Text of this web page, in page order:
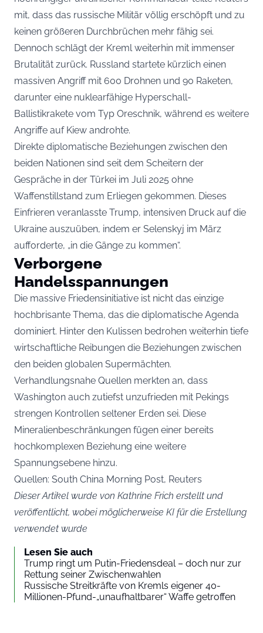
mit, dass das russische Militär völlig erschöpft und zu
keinen größeren Durchbrüchen mehr fähig sei.
Dennoch schlägt der Kreml weiterhin mit immenser
Brutalität zurück. Russland startete kürzlich einen
massiven Angriff mit 600 Drohnen und 90 Raketen,
darunter eine nuklearfähige Hyperschall-
Ballistikrakete vom Typ Oreschnik, während es weitere
Angriffe auf Kiew androhte.
Direkte diplomatische Beziehungen zwischen den
beiden Nationen sind seit dem Scheitern der
Gespräche in der Türkei im Juli 2025 ohne
Waffenstillstand zum Erliegen gekommen. Dieses
Einfrieren veranlasste Trump, intensiven Druck auf die
Ukraine auszuüben, indem er Selenskyj im März
aufforderte, „in die Gänge zu kommen“.
Verborgene
Handelsspannungen
Die massive Friedensinitiative ist nicht das einzige
hochbrisante Thema, das die diplomatische Agenda
dominiert. Hinter den Kulissen bedrohen weiterhin tiefe
wirtschaftliche Reibungen die Beziehungen zwischen
den beiden globalen Supermächten.
Verhandlungsnahe Quellen merkten an, dass
Washington auch zutiefst unzufrieden mit Pekings
strengen Kontrollen seltener Erden sei. Diese
Mineralienbeschränkungen fügen einer bereits
hochkomplexen Beziehung eine weitere
Spannungsebene hinzu.
Quellen: South China Morning Post, Reuters
Dieser Artikel wurde von Kathrine Frich erstellt und
veröffentlicht, wobei möglicherweise KI für die Erstellung
verwendet wurde
Lesen Sie auch
Trump ringt um Putin-Friedensdeal – doch nur zur
Rettung seiner Zwischenwahlen
Russische Streitkräfte von Kremls eigener 40-
Millionen-Pfund-„unaufhaltbarer“ Waffe getroffen